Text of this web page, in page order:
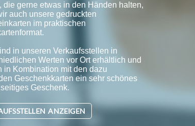
die gerne etwas in den Händen halten,
auch unsere gedruckten
im praktischen
in unseren Verkaufsstellen in
Werten vor Ort erhältlich und
in Kombination mit den dazu
Geschenkkarten ein sehr schönes
Geschenk.
ANZEIGEN